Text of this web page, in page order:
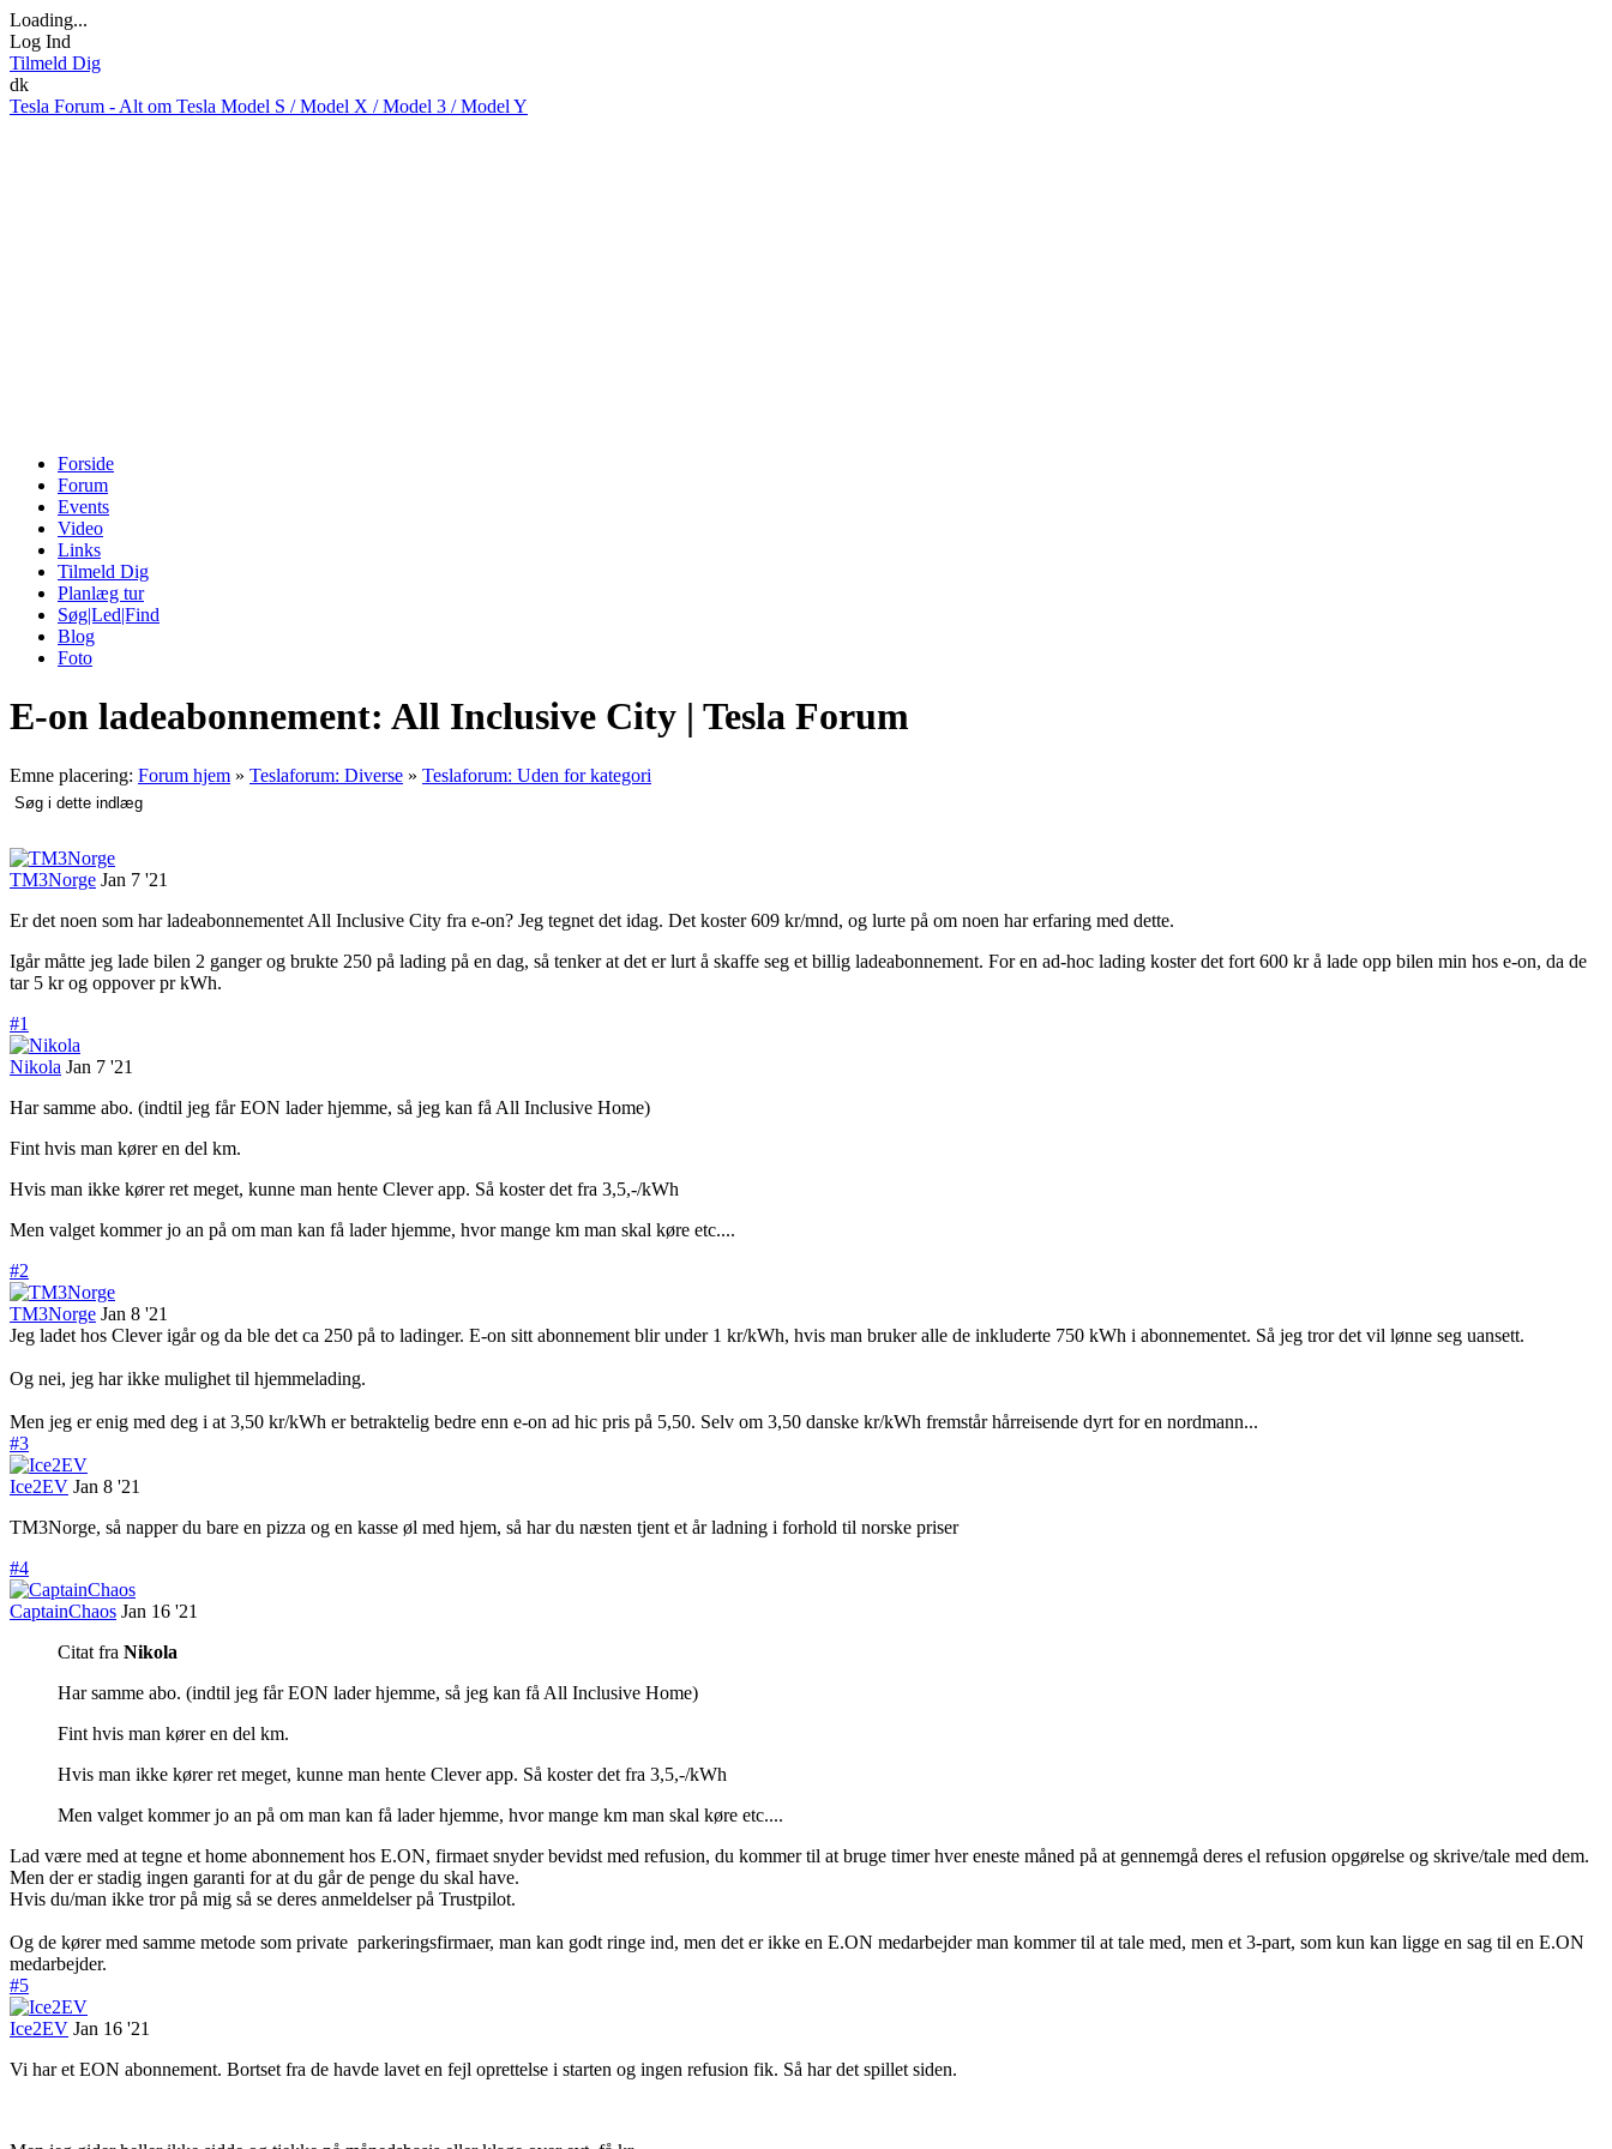
Loading...
Log Ind
Tilmeld Dig
dk
Tesla Forum - Alt om Tesla Model S / Model X / Model 3 / Model Y
Forside
Forum
Events
Video
Links
Tilmeld Dig
Planlæg tur
Søg|Led|Find
Blog
Foto
E-on ladeabonnement: All Inclusive City | Tesla Forum
Emne placering: Forum hjem » Teslaforum: Diverse » Teslaforum: Uden for kategori
TM3Norge Jan 7 '21
Er det noen som har ladeabonnementet All Inclusive City fra e-on? Jeg tegnet det idag. Det koster 609 kr/mnd, og lurte på om noen har erfaring med dette.
Igår måtte jeg lade bilen 2 ganger og brukte 250 på lading på en dag, så tenker at det er lurt å skaffe seg et billig ladeabonnement. For en ad-hoc lading koster det fort 600 kr å lade opp bilen min hos e-on, da de
tar 5 kr og oppover pr kWh.
#1
Nikola Jan 7 '21
Har samme abo. (indtil jeg får EON lader hjemme, så jeg kan få All Inclusive Home)
Fint hvis man kører en del km.
Hvis man ikke kører ret meget, kunne man hente Clever app. Så koster det fra 3,5,-/kWh
Men valget kommer jo an på om man kan få lader hjemme, hvor mange km man skal køre etc....
#2
TM3Norge Jan 8 '21
Jeg ladet hos Clever igår og da ble det ca 250 på to ladinger. E-on sitt abonnement blir under 1 kr/kWh, hvis man bruker alle de inkluderte 750 kWh i abonnementet. Så jeg tror det vil lønne seg uansett.
Og nei, jeg har ikke mulighet til hjemmelading.
Men jeg er enig med deg i at 3,50 kr/kWh er betraktelig bedre enn e-on ad hic pris på 5,50. Selv om 3,50 danske kr/kWh fremstår hårreisende dyrt for en nordmann...
#3
Ice2EV Jan 8 '21
TM3Norge, så napper du bare en pizza og en kasse øl med hjem, så har du næsten tjent et år ladning i forhold til norske priser
#4
CaptainChaos Jan 16 '21
Citat fra Nikola
Har samme abo. (indtil jeg får EON lader hjemme, så jeg kan få All Inclusive Home)
Fint hvis man kører en del km.
Hvis man ikke kører ret meget, kunne man hente Clever app. Så koster det fra 3,5,-/kWh
Men valget kommer jo an på om man kan få lader hjemme, hvor mange km man skal køre etc....
Lad være med at tegne et home abonnement hos E.ON, firmaet snyder bevidst med refusion, du kommer til at bruge timer hver eneste måned på at gennemgå deres el refusion opgørelse og skrive/tale med dem.
Men der er stadig ingen garanti for at du går de penge du skal have.
Hvis du/man ikke tror på mig så se deres anmeldelser på Trustpilot.
Og de kører med samme metode som private parkeringsfirmaer, man kan godt ringe ind, men det er ikke en E.ON medarbejder man kommer til at tale med, men et 3-part, som kun kan ligge en sag til en E.ON
medarbejder.
#5
Ice2EV Jan 16 '21
Vi har et EON abonnement. Bortset fra de havde lavet en fejl oprettelse i starten og ingen refusion fik. Så har det spillet siden.